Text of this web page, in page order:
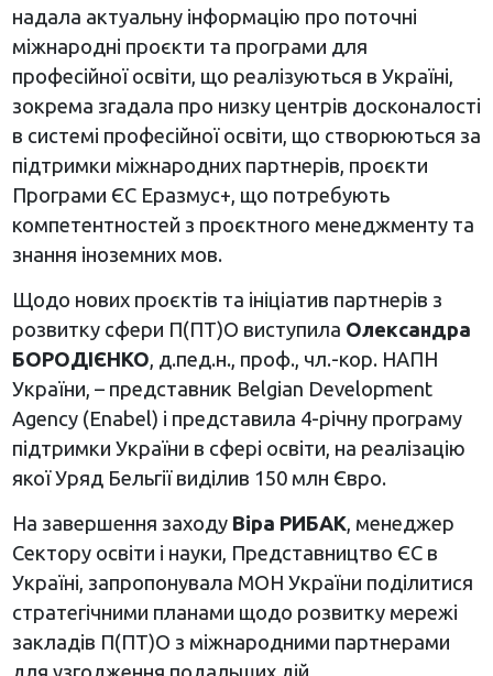
надала актуальну інформацію про поточні
міжнародні проєкти та програми для
професійної освіти, що реалізуються в Україні,
зокрема згадала про низку центрів досконалості
в системі професійної освіти, що створюються за
підтримки міжнародних партнерів, проєкти
Програми ЄС Еразмус+, що потребують
компетентностей з проєктного менеджменту та
знання іноземних мов.
Щодо нових проєктів та ініціатив партнерів з
розвитку сфери П(ПТ)О виступила Олександра
БОРОДІЄНКО, д.пед.н., проф., чл.-кор. НАПН
України, – представник Belgian Development
Agency (Enabel) і представила 4-річну програму
підтримки України в сфері освіти, на реалізацію
якої Уряд Бельгії виділив 150 млн Євро.
На завершення заходу Віра РИБАК, менеджер
Сектору освіти і науки, Представництво ЄС в
Україні, запропонувала МОН України поділитися
стратегічними планами щодо розвитку мережі
закладів П(ПТ)О з міжнародними партнерами